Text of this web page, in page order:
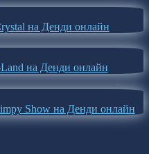
на Денди онлайн
на Денди онлайн
Show на Денди онлайн